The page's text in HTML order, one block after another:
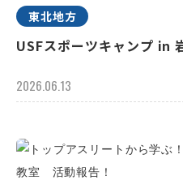
東北地方
USFスポーツキャンプ in
2026.06.13